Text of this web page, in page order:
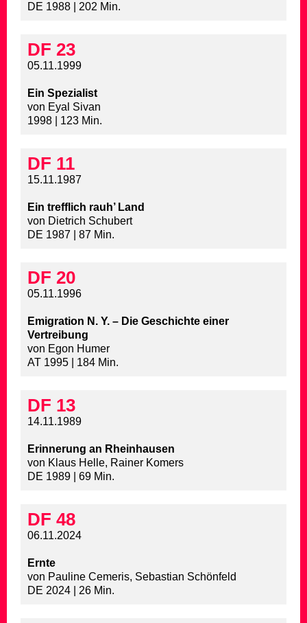
DE 1988 | 202 Min.
DF 23
05.11.1999
Ein Spezialist
von Eyal Sivan
1998 | 123 Min.
DF 11
15.11.1987
Ein trefflich rauh’ Land
von Dietrich Schubert
DE 1987 | 87 Min.
DF 20
05.11.1996
Emigration N. Y. – Die Geschichte einer
Vertreibung
von Egon Humer
AT 1995 | 184 Min.
DF 13
14.11.1989
Erinnerung an Rheinhausen
von Klaus Helle, Rainer Komers
DE 1989 | 69 Min.
DF 48
06.11.2024
Ernte
von Pauline Cemeris, Sebastian Schönfeld
DE 2024 | 26 Min.